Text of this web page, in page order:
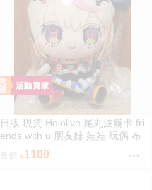
日版 現貨 Hololive 尾丸波爾卡 fri
ends with u 朋友娃 娃娃 玩偶 布
偶 座長 尾丸ポルカ
售價 1100